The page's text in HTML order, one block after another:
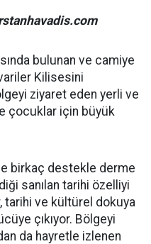
bulunan ve camiye
Kilisesini
ziyaret eden yerli ve
çocuklar için büyük
birkaç destekle derme
sanılan tarihi özelliyi
tarihi ve kültürel dokuya
çıkıyor. Bölgeyi
da hayretle izlenen